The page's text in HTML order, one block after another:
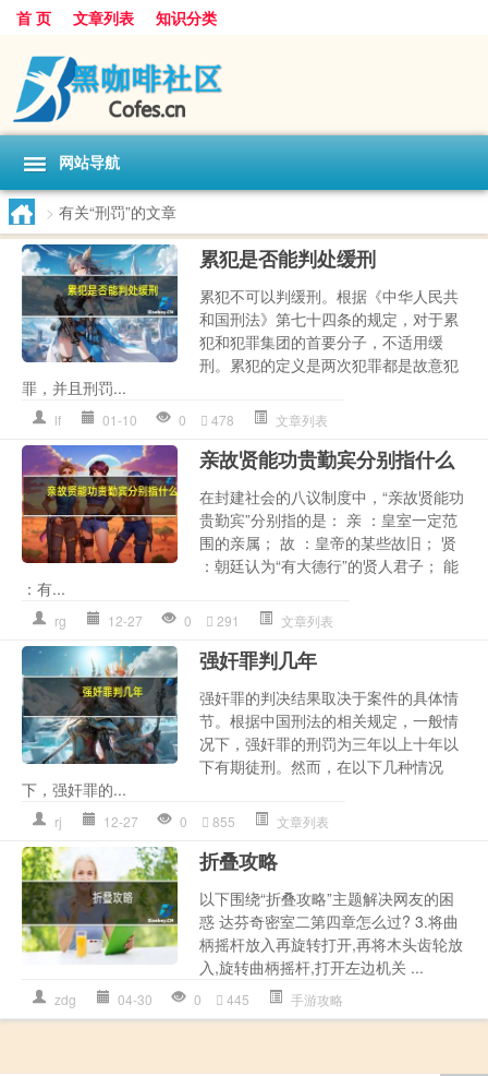
首 页 文章列表 知识分类
网站导航
> 有关“刑罚”的文章
累犯是否能判处缓刑
累犯不可以判缓刑。根据《中华人民共
和国刑法》第七十四条的规定，对于累
犯和犯罪集团的首要分子，不适用缓
刑。累犯的定义是两次犯罪都是故意犯
罪，并且刑罚...
lf 01-10 0 478 文章列表
亲故贤能功贵勤宾分别指什么
在封建社会的八议制度中，“亲故贤能功
贵勤宾”分别指的是： 亲 ：皇室一定范
围的亲属； 故 ：皇帝的某些故旧； 贤
：朝廷认为“有大德行”的贤人君子； 能
：有...
rg 12-27 0 291 文章列表
强奸罪判几年
强奸罪的判决结果取决于案件的具体情
节。根据中国刑法的相关规定，一般情
况下，强奸罪的刑罚为三年以上十年以
下有期徒刑。然而，在以下几种情况
下，强奸罪的...
rj 12-27 0 855 文章列表
折叠攻略
以下围绕“折叠攻略”主题解决网友的困
惑 达芬奇密室二第四章怎么过? 3.将曲
柄摇杆放入再旋转打开,再将木头齿轮放
入,旋转曲柄摇杆,打开左边机关 ...
zdg 04-30 0 445 手游攻略